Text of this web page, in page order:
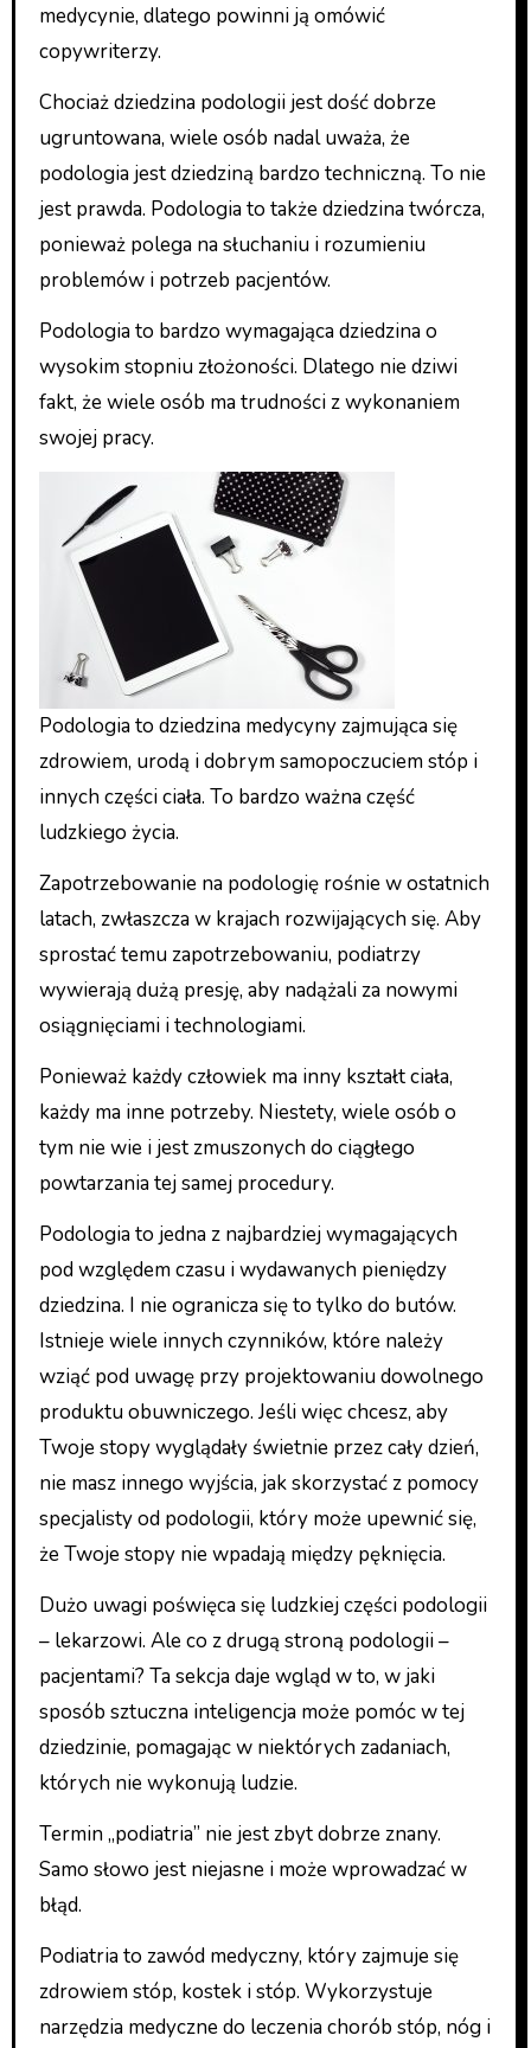
medycynie, dlatego powinni ją omówić
copywriterzy.
Chociaż dziedzina podologii jest dość dobrze
ugruntowana, wiele osób nadal uważa, że
podologia jest dziedziną bardzo techniczną. To nie
jest prawda. Podologia to także dziedzina twórcza,
ponieważ polega na słuchaniu i rozumieniu
problemów i potrzeb pacjentów.
Podologia to bardzo wymagająca dziedzina o
wysokim stopniu złożoności. Dlatego nie dziwi
fakt, że wiele osób ma trudności z wykonaniem
swojej pracy.
Podologia to dziedzina medycyny zajmująca się
zdrowiem, urodą i dobrym samopoczuciem stóp i
innych części ciała. To bardzo ważna część
ludzkiego życia.
Zapotrzebowanie na podologię rośnie w ostatnich
latach, zwłaszcza w krajach rozwijających się. Aby
sprostać temu zapotrzebowaniu, podiatrzy
wywierają dużą presję, aby nadążali za nowymi
osiągnięciami i technologiami.
Ponieważ każdy człowiek ma inny kształt ciała,
każdy ma inne potrzeby. Niestety, wiele osób o
tym nie wie i jest zmuszonych do ciągłego
powtarzania tej samej procedury.
Podologia to jedna z najbardziej wymagających
pod względem czasu i wydawanych pieniędzy
dziedzina. I nie ogranicza się to tylko do butów.
Istnieje wiele innych czynników, które należy
wziąć pod uwagę przy projektowaniu dowolnego
produktu obuwniczego. Jeśli więc chcesz, aby
Twoje stopy wyglądały świetnie przez cały dzień,
nie masz innego wyjścia, jak skorzystać z pomocy
specjalisty od podologii, który może upewnić się,
że Twoje stopy nie wpadają między pęknięcia.
Dużo uwagi poświęca się ludzkiej części podologii
– lekarzowi. Ale co z drugą stroną podologii –
pacjentami? Ta sekcja daje wgląd w to, w jaki
sposób sztuczna inteligencja może pomóc w tej
dziedzinie, pomagając w niektórych zadaniach,
których nie wykonują ludzie.
Termin „podiatria” nie jest zbyt dobrze znany.
Samo słowo jest niejasne i może wprowadzać w
błąd.
Podiatria to zawód medyczny, który zajmuje się
zdrowiem stóp, kostek i stóp. Wykorzystuje
narzędzia medyczne do leczenia chorób stóp, nóg i